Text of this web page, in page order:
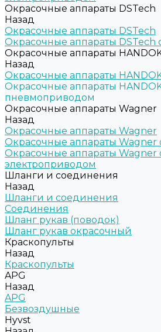
Окрасочные аппараты DSTech
Назад
Окрасочные аппараты DSTech
Окрасочные аппараты
Окрасочные аппараты
Назад
Окрасочные аппараты
Окрасочные аппараты
пневмоприводом
Окрасочные аппараты Wagner
Назад
Окрасочные аппараты Wagner
Окрасочные аппараты Wagner
Окрасочные аппараты Wagner
электроприводом
Шланги и соединения
Назад
Шланги и соединения
Cоединения
Шланг рукав (поводок)
Шланг рукав окрасочный
Краскопульты
Назад
Краскопульты
APG
Назад
APG
Безвоздушные
Hyvst